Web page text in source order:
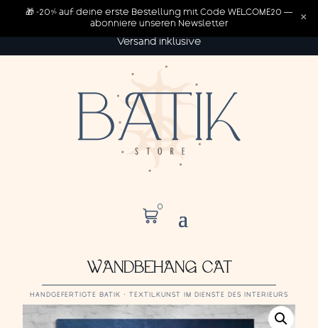
Versand inklusive
0
WANDBEHANG CAT
HANDGEFERTIGTE BATIK · TEXTILKUNST IM DIENSTE DES INTERIEURS
🎁 -20% auf deine erste Bestellung mit Code WELCOME20 —
abonniere unseren Newsletter
×